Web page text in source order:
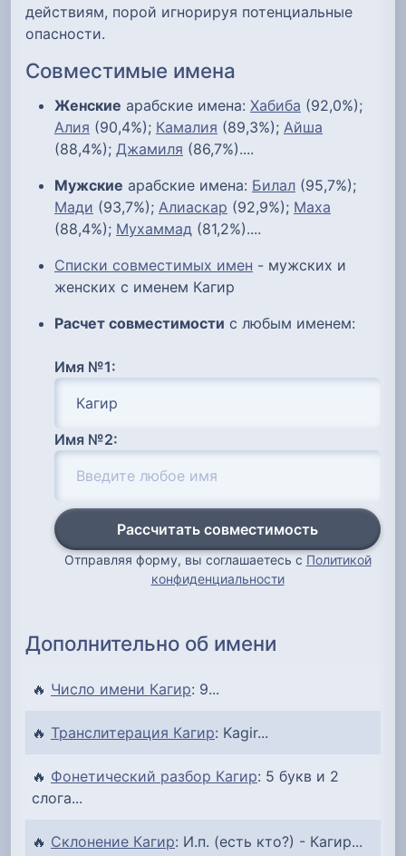
действиям, порой игнорируя потенциальные
опасности.
Совместимые имена
Женские арабские имена: Хабиба (92,0%);
Алия (90,4%); Камалия (89,3%); Айша
(88,4%); Джамиля (86,7%)....
Мужские арабские имена: Билал (95,7%);
Мади (93,7%); Алиаскар (92,9%); Маха
(88,4%); Мухаммад (81,2%)....
Списки совместимых имен - мужских и
женских с именем Кагир
Расчет совместимости с любым именем:
Имя №1:
Имя №2:
Рассчитать совместимость
Отправляя форму, вы соглашаетесь с Политикой
конфиденциальности
Дополнительно об имени
🔥 Число имени Кагир: 9...
🔥 Транслитерация Кагир: Kagir...
🔥 Фонетический разбор Кагир: 5 букв и 2
слога...
🔥 Склонение Кагир: И.п. (есть кто?) - Кагир...